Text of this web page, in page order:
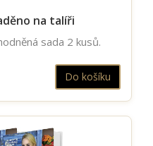
na talíři
sada 2 kusů.
Do košíku